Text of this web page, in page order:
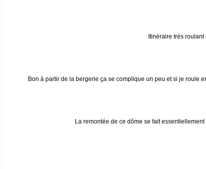
Itinéraire très
Bon à partir de la bergerie ça se complique un peu et si je roule
La remontée de ce dôme se fait